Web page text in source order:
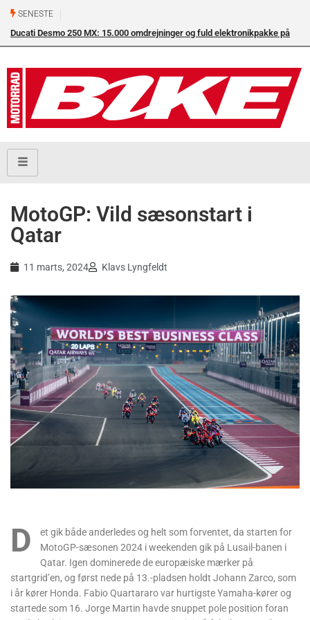
SENESTE
Ducati Desmo 250 MX: 15.000 omdrejninger og fuld elektronikpakke på
MotoGP: Vild sæsonstart i
Qatar
11 marts, 2024 Klavs Lyngfeldt
D
et gik både anderledes og helt som forventet, da starten for
MotoGP-sæsonen 2024 i weekenden gik på Lusail-banen i
Qatar. Igen dominerede de europæiske mærker på
startgrid’en, og først nede på 13.-pladsen holdt Johann Zarco, som
i år kører Honda. Fabio Quartararo var hurtigste Yamaha-kører og
startede som 16. Jorge Martin havde snuppet pole position foran